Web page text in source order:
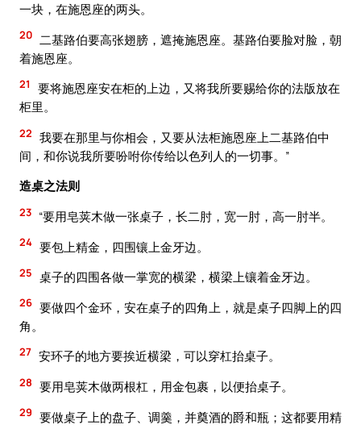
一块，在施恩座的两头。
20
二基路伯要高张翅膀，遮掩施恩座。基路伯要脸对脸，朝
着施恩座。
21
要将施恩座安在柜的上边，又将我所要赐给你的法版放在
柜里。
22 我要在那里与你相会，又要从法柜施恩座上二基路伯中
间，和你说我所要吩咐你传给以色列人的一切事。”
造桌之法则
23 “要用皂荚木做一张桌子，长二肘，宽一肘，高一肘半。
24 要包上精金，四围镶上金牙边。
25 桌子的四围各做一掌宽的横梁，横梁上镶着金牙边。
26 要做四个金环，安在桌子的四角上，就是桌子四脚上的四
角。
27 安环子的地方要挨近横梁，可以穿杠抬桌子。
28 要用皂荚木做两根杠，用金包裹，以便抬桌子。
29 要做桌子上的盘子、调羹，并奠酒的爵和瓶；这都要用精